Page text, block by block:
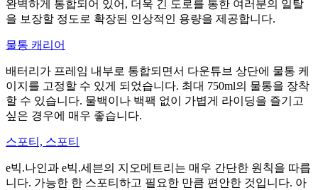
완벽하게 통합되어 있어, 더욱 긴 도로를 통한 여러분의 일탈
을 보장할 정도로 확장된 인상적인 용량을 제공합니다.
물통 캐리어
배터리가 프레임 내부로 통합되면서 다운튜브 상단에 물통 케
이지를 고정할 수 있게 되었습니다. 최대 750ml의 물통을 장착
할 수 있습니다. 물백이나 백팩 없이 가볍게 라이딩을 즐기고
싶은 경우에 매우 좋습니다.
스포티, 스포티
e빅.나인과 e빅.세븐의 지오메트리는 매우 간단한 원칙을 따릅
니다. 가능한 한 스포티하고 필요한 만큼 편안한 것입니다. 아